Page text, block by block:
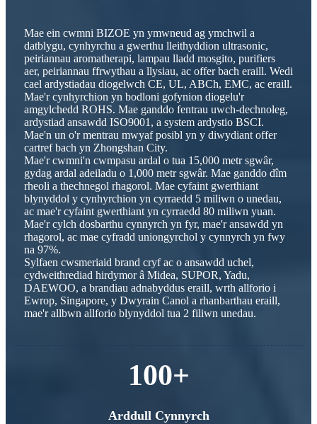
Mae ein cwmni BIZOE yn ymwneud ag ymchwil a
datblygu, cynhyrchu a gwerthu lleithyddion ultrasonic,
peiriannau aromatherapi, lampau lladd mosgito, purifiers
aer, peiriannau ffrwythau a llysiau, ac offer bach eraill. Wedi
cael ardystiadau diogelwch CE, UL, ABCh, EMC, ac eraill.
Mae'r cynhyrchion yn bodloni gofynion diogelu'r
amgylchedd ROHS. Mae ganddo fentrau uwch-dechnoleg,
ardystiad ansawdd ISO9001, a system ardystio BSCI.
Mae'n un o'r mentrau mwyaf posibl yn y diwydiant offer
cartref bach yn Zhongshan City.
Mae'r cwmni'n cwmpasu ardal o tua 15,000 metr sgwâr,
gydag ardal adeiladu o 1,000 metr sgwâr. Mae ganddo dîm
rheoli a thechnegol rhagorol. Mae cyfaint gwerthiant
blynyddol y cynhyrchion yn cyrraedd 5 miliwn o unedau,
ac mae'r cyfaint gwerthiant yn cyrraedd 80 miliwn yuan.
Mae'r cylch dosbarthu cynnyrch yn fyr, mae'r ansawdd yn
rhagorol, ac mae cyfradd uniongyrchol y cynnyrch yn fwy
na 97%.
Sylfaen cwsmeriaid brand cryf ac o ansawdd uchel,
cydweithrediad hirdymor â Midea, SUPOR, Yadu,
DAEWOO, a brandiau adnabyddus eraill, wrth allforio i
Ewrop, Singapore, y Dwyrain Canol a rhanbarthau eraill,
mae'r allbwn allforio blynyddol tua 2 filiwn unedau.
100+
Arddull Cynnyrch